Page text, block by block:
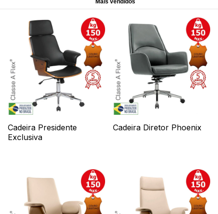
Mais vendidos
Cadeira Presidente
Exclusiva
Cadeira Diretor Phoenix